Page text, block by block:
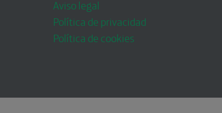
Aviso legal
Política de privacidad
Política de cookies